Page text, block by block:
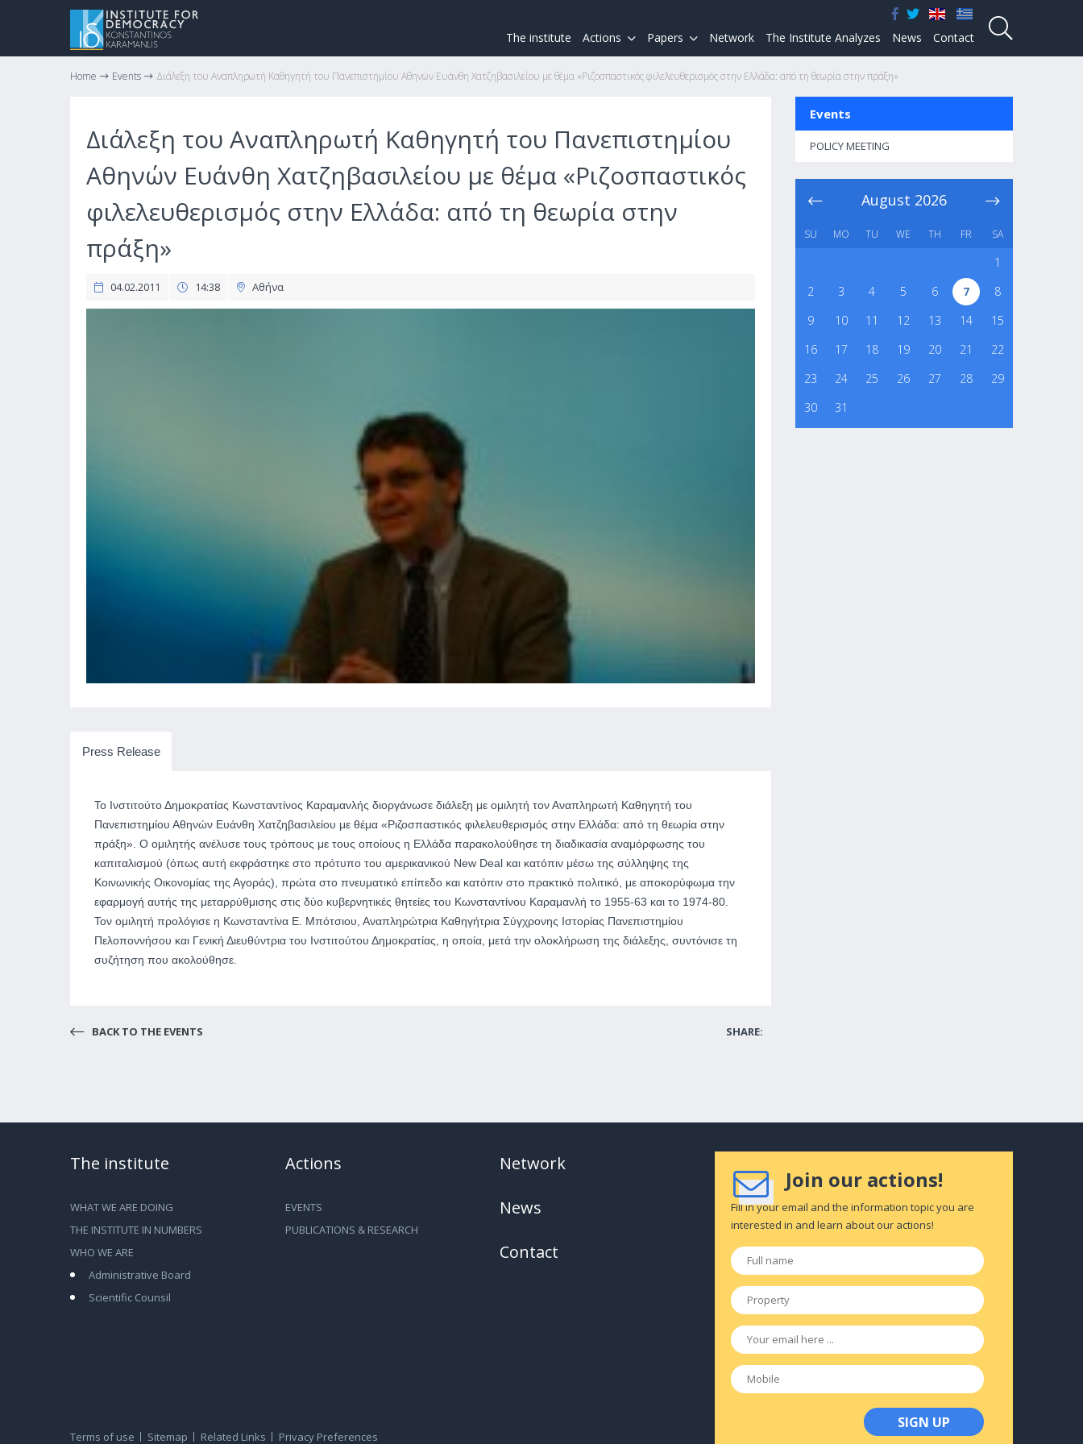
The institute Actions Papers Network The Institute Analyzes News Contact
Home Events Διάλεξη του Αναπληρωτή Καθηγητή του Πανεπιστημίου Αθηνών Ευάνθη Χατζηβασιλείου με θέμα «Ριζοσπαστικός φιλελευθερισμός στην Ελλάδα: από τη θεωρία στην πράξη»
Διάλεξη του Αναπληρωτή Καθηγητή του Πανεπιστημίου
Αθηνών Ευάνθη Χατζηβασιλείου με θέμα «Ριζοσπαστικός
φιλελευθερισμός στην Ελλάδα: από τη θεωρία στην
πράξη»
04.02.2011 14:38 Αθήνα
Press Release
Το Ινστιτούτο Δημοκρατίας Κωνσταντίνος Καραμανλής διοργάνωσε διάλεξη με ομιλητή τον Αναπληρωτή Καθηγητή του
Πανεπιστημίου Αθηνών Ευάνθη Χατζηβασιλείου με θέμα «Ριζοσπαστικός φιλελευθερισμός στην Ελλάδα: από τη θεωρία στην
πράξη». Ο ομιλητής ανέλυσε τους τρόπους με τους οποίους η Ελλάδα παρακολούθησε τη διαδικασία αναμόρφωσης του
καπιταλισμού (όπως αυτή εκφράστηκε στο πρότυπο του αμερικανικού New Deal και κατόπιν μέσω της σύλληψης της
Κοινωνικής Οικονομίας της Αγοράς), πρώτα στο πνευματικό επίπεδο και κατόπιν στο πρακτικό πολιτικό, με αποκορύφωμα την
εφαρμογή αυτής της μεταρρύθμισης στις δύο κυβερνητικές θητείες του Κωνσταντίνου Καραμανλή το 1955-63 και το 1974-80.
Τον ομιλητή προλόγισε η Κωνσταντίνα Ε. Μπότσιου, Αναπληρώτρια Καθηγήτρια Σύγχρονης Ιστορίας Πανεπιστημίου
Πελοποννήσου και Γενική Διευθύντρια του Ινστιτούτου Δημοκρατίας, η οποία, μετά την ολοκλήρωση της διάλεξης, συντόνισε τη
συζήτηση που ακολούθησε.
BACK TO THE EVENTS SHARE:
Events
POLICY MEETING
August 2026
SU MO TU WE TH FR SA
1
2
3 4 5 6 7
8
9
10 11 12 13 14
15
16
17 18 19 20 21
22
23
24 25 26 27 28
29
30
31
The institute
WHAT WE ARE DOING
THE INSTITUTE IN NUMBERS
WHO WE ARE
Administrative Board
Scientific Counsil
Actions
EVENTS
PUBLICATIONS & RESEARCH
Network
News
Contact
Terms of use Sitemap Related Links Privacy Preferences
Join our actions!
Fill in your email and the information topic you are
interested in and learn about our actions!
Full
name
*
Property
Email
Mobile